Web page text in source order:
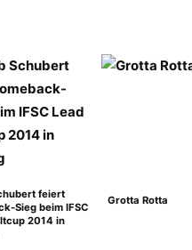
feiert
Sieg beim IFSC
2014 in
Grotta Rotta